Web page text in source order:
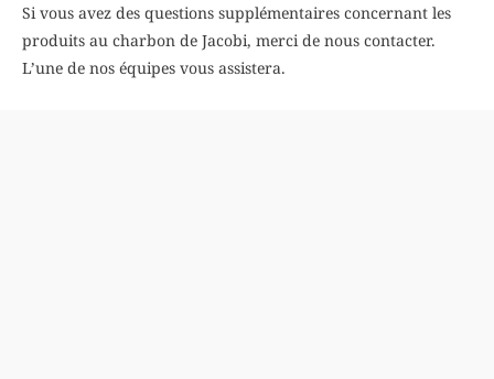
Si vous avez des questions supplémentaires concernant les
produits au charbon de Jacobi, merci de nous contacter.
L’une de nos équipes vous assistera.